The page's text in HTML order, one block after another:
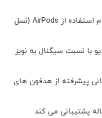
صدای فضایی با ردیابی سر پویا هنگام استفاده از AirPods (نسل
با نسبت سیگنال به نویز
پشتیبانی پیشرفته از هدفون های